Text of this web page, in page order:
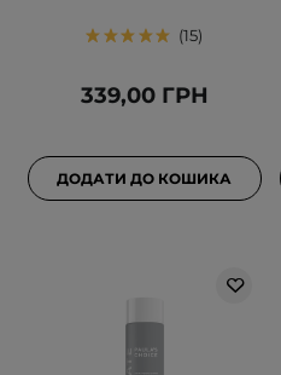
15
339,00 ГРН
ДОДАТИ ДО КОШИКА